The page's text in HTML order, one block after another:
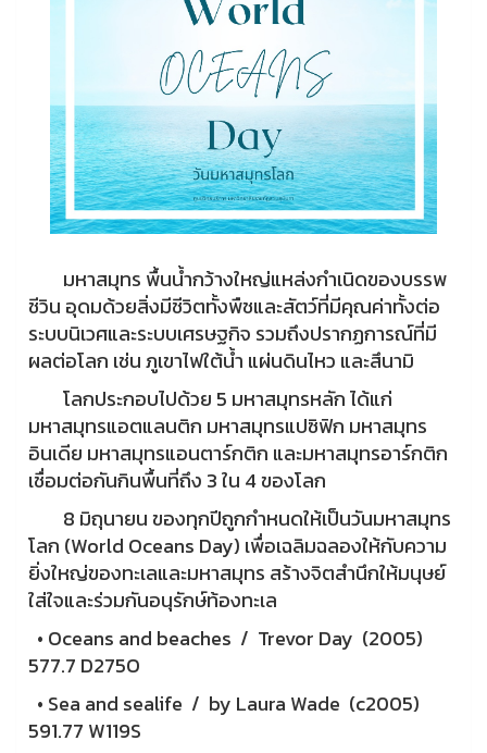
มหาสมุทร พื้นน้ำกว้างใหญ่แหล่งกำเนิดของบรรพ
ชีวิน อุดมด้วยสิ่งมีชีวิตทั้งพืชและสัตว์ที่มีคุณค่าทั้งต่อ
ระบบนิเวศและระบบเศรษฐกิจ รวมถึงปรากฏการณ์ที่มี
ผลต่อโลก เช่น ภูเขาไฟใต้น้ำ แผ่นดินไหว และสึนามิ
โลกประกอบไปด้วย 5 มหาสมุทรหลัก ได้แก่
มหาสมุทรแอตแลนติก มหาสมุทรแปซิฟิก มหาสมุทร
อินเดีย มหาสมุทรแอนตาร์กติก และมหาสมุทรอาร์กติก
เชื่อมต่อกันกินพื้นที่ถึง 3 ใน 4 ของโลก
8 มิถุนายน ของทุกปีถูกกำหนดให้เป็นวันมหาสมุทร
โลก (World Oceans Day) เพื่อเฉลิมฉลองให้กับความ
ยิ่งใหญ่ของทะเลและมหาสมุทร สร้างจิตสำนึกให้มนุษย์
ใส่ใจและร่วมกันอนุรักษ์ท้องทะเล
• Oceans and beaches / Trevor Day (2005)
577.7 D275O
• Sea and sealife / by Laura Wade (c2005)
591.77 W119S